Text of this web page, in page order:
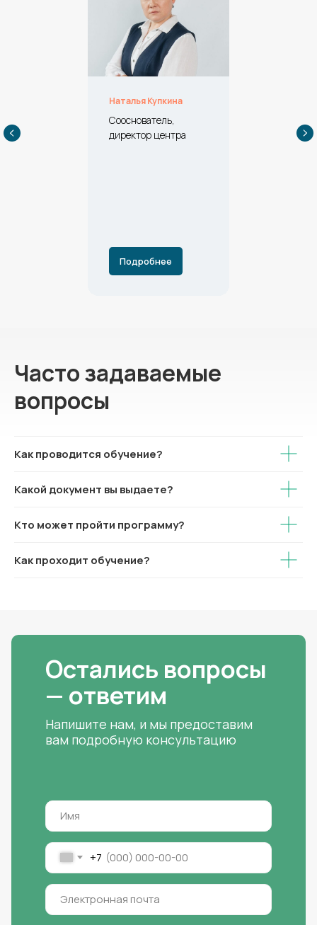
Наталья Купкина
Сооснователь,
директор центра
Подробнее
Часто задаваемые
вопросы
Как проводится обучение?
Какой документ вы выдаете?
Кто может пройти программу?
Как проходит обучение?
+7
Остались вопросы
— ответим
Напишите нам, и мы предоставим
вам подробную консультацию